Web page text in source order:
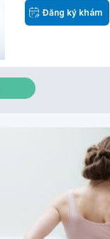
Đăng ký khám